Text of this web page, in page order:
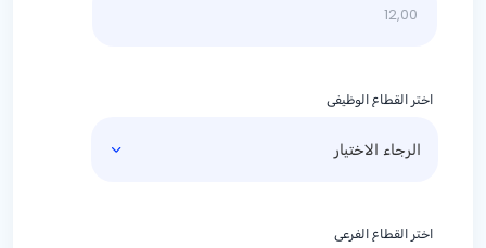
اختر القطاع الوظيفي
اختر القطاع الفرعي